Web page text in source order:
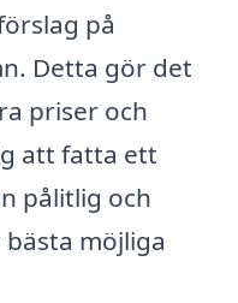
på
Detta gör det
priser och
att fatta ett
pålitlig och
möjliga